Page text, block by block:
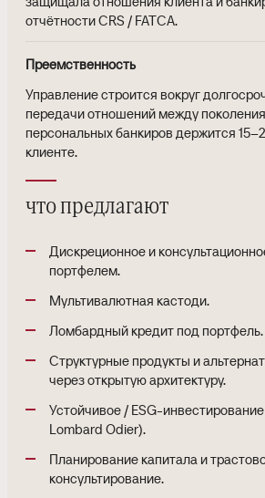
отчётности CRS / FATCA.
Преемственность
Управление строится вокруг
передачи отношений между
персональных банкиров держится
клиенте.
что предлагают
Дискреционное и
портфелем.
Мультивалютная кастоди.
Ломбардный кредит под портфель.
Структурные продукты и
через открытую архитектуру.
Устойчивое / ESG-
Lombard Odier).
Планирование капитала и
консультирование.